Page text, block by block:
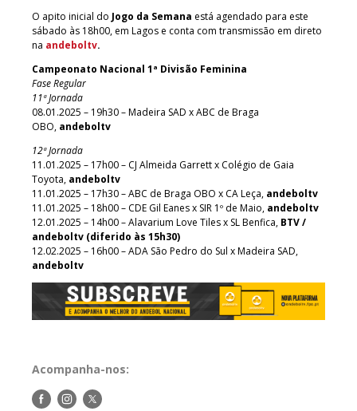
O apito inicial do Jogo da Semana está agendado para este
sábado às 18h00, em Lagos e conta com transmissão em direto
na andeboltv.
Campeonato Nacional 1ª Divisão Feminina
Fase Regular
11ª Jornada
08.01.2025 – 19h30 – Madeira SAD x ABC de Braga
OBO, andeboltv
12ª Jornada
11.01.2025 – 17h00 – CJ Almeida Garrett x Colégio de Gaia
Toyota, andeboltv
11.01.2025 – 17h30 – ABC de Braga OBO x CA Leça, andeboltv
11.01.2025 – 18h00 – CDE Gil Eanes x SIR 1º de Maio, andeboltv
12.01.2025 – 14h00 – Alavarium Love Tiles x SL Benfica, BTV /
andeboltv (diferido às 15h30)
12.02.2025 – 16h00 – ADA São Pedro do Sul x Madeira SAD,
andeboltv
Acompanha-nos:
Siga-Siga-Siga-